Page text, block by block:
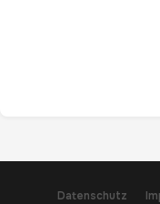
Datenschutz